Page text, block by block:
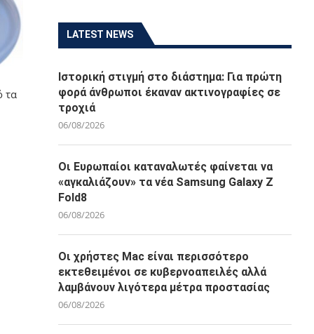
τα
LATEST NEWS
Ιστορική στιγμή στο διάστημα: Για πρώτη
φορά άνθρωποι έκαναν ακτινογραφίες σε
τροχιά
06/08/2026
Οι Ευρωπαίοι καταναλωτές φαίνεται να
«αγκαλιάζουν» τα νέα Samsung Galaxy Z
Fold8
06/08/2026
Οι χρήστες Mac είναι περισσότερο
εκτεθειμένοι σε κυβερνοαπειλές αλλά
λαμβάνουν λιγότερα μέτρα προστασίας
06/08/2026